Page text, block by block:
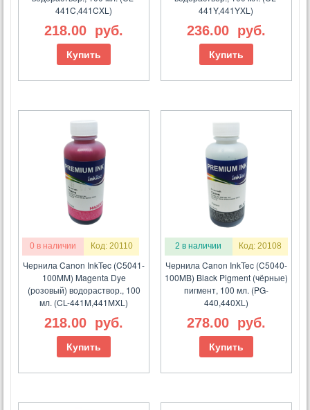
441C,441CXL)
218.00 руб.
Купить
441Y,441YXL)
236.00 руб.
Купить
0 в наличии Код: 20110
Чернила Canon InkTec (C5041-
100MM) Magenta Dye
(розовый) водораствор., 100
мл. (CL-441M,441MXL)
218.00 руб.
Купить
2 в наличии Код: 20108
Чернила Canon InkTec (C5040-
100MB) Black Pigment (чёрные)
пигмент, 100 мл. (PG-
440,440XL)
278.00 руб.
Купить